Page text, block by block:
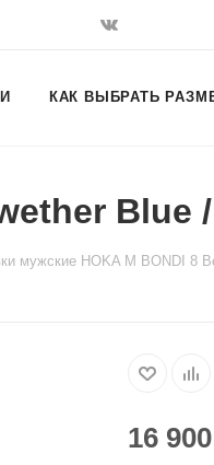
КАК ВЫБРАТЬ
Blue
мужские HOKA M BONDI 8
16 900